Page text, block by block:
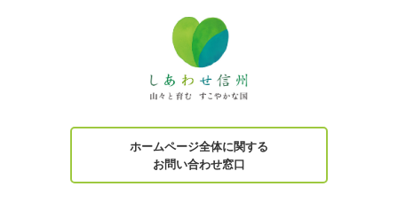
ホームページ全体に関する
お問い合わせ窓口